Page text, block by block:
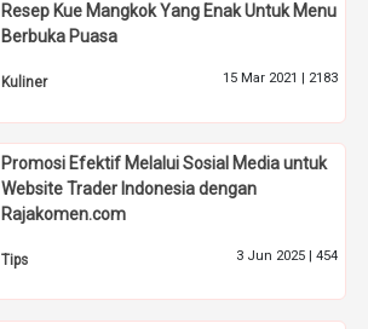
Resep Kue Mangkok Yang Enak Untuk Menu
Berbuka Puasa
Kuliner 15 Mar 2021 | 2183
Promosi Efektif Melalui Sosial Media untuk
Website Trader Indonesia dengan
Rajakomen.com
Tips 3 Jun 2025 | 454